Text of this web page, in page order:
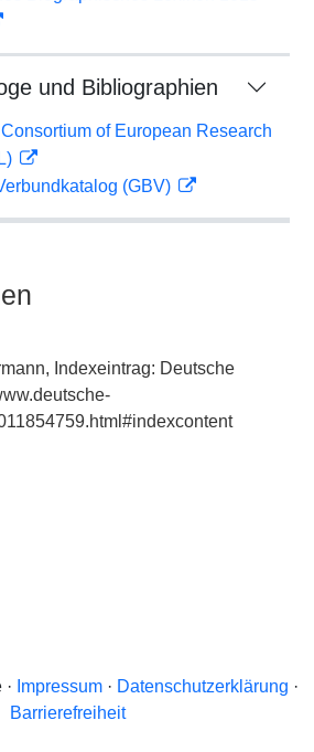
und Bibliographien
of European Research
(GBV)
Indexeintrag: Deutsche
Impressum· Datenschutzerklärung ·
Barrierefreiheit